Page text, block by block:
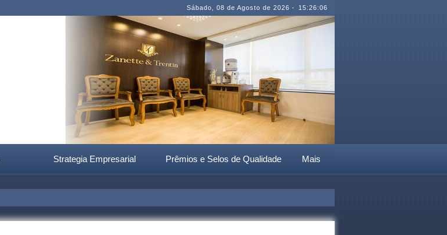
Sábado 08 de Agosto de 2026 - 15:26:06
Strategia Empresarial Prêmios e Selos de Qualidade Mais